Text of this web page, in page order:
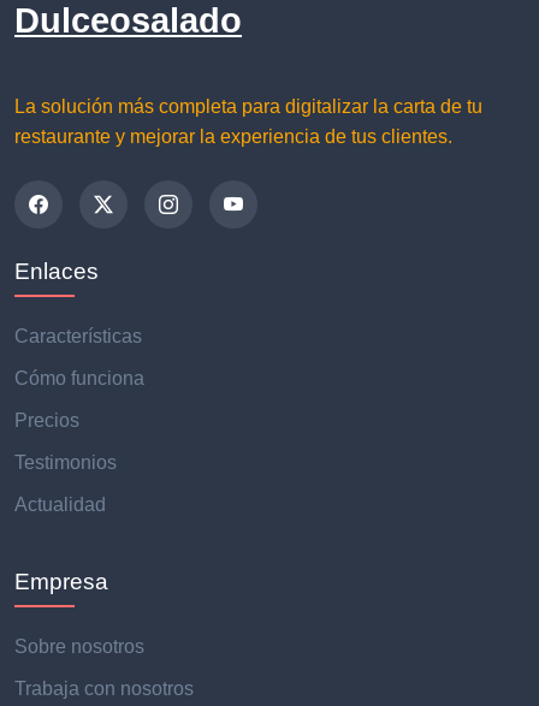
Dulceosalado
La solución más completa para digitalizar la carta de tu
restaurante y mejorar la experiencia de tus clientes.
Enlaces
Características
Cómo funciona
Precios
Testimonios
Actualidad
Empresa
Sobre nosotros
Trabaja con nosotros